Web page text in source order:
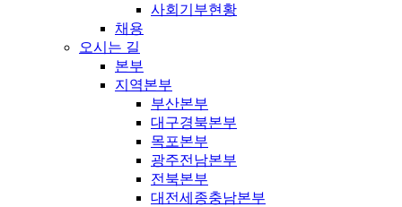
사회기부현황
채용
오시는 길
본부
지역본부
부산본부
대구경북본부
목포본부
광주전남본부
전북본부
대전세종충남본부